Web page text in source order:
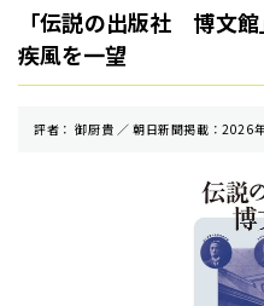
「伝説の出版社 博文
疾風を一望
評者： 御厨貴 ／ 朝⽇新聞掲載：2026